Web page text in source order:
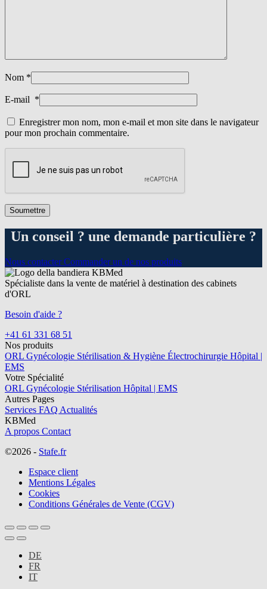
Nom *
E-mail *
Enregistrer mon nom, mon e-mail et mon site dans le navigateur
pour mon prochain commentaire.
Un conseil ? une demande particulière ?
Nous contacter Commander un de nos produits
Spécialiste dans la vente de matériel à destination des cabinets
d'ORL
Besoin d'aide ?
+41 61 331 68 51
Nos produits
ORL Gynécologie Stérilisation & Hygiène Électrochirurgie Hôpital |
EMS
Votre Spécialité
ORL Gynécologie Stérilisation Hôpital | EMS
Autres Pages
Services FAQ Actualités
KBMed
A propos Contact
©2026 - Stafe.fr
Espace client
Mentions Légales
Cookies
Conditions Générales de Vente (CGV)
DE
FR
IT